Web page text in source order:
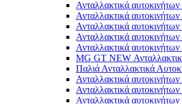
Ανταλλακτικά
Ανταλλακτικά
Ανταλλακτικά
Ανταλλακτικά
Ανταλλακτικά
MG GT NEW
Παλιά Ανταλλακτικά
Ανταλλακτικά
Ανταλλακτικά
Ανταλλακτικά